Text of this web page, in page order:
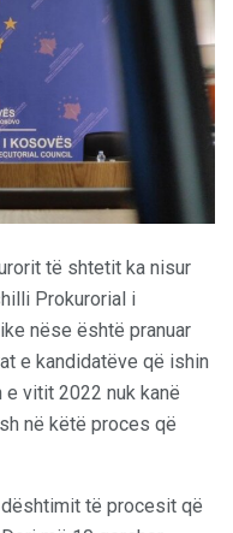
të shtetit ka nisur
Prokurorial i
nëse është pranuar
e kandidatëve që ishin
vitit 2022 nuk kanë
në këtë proces që
të procesit që